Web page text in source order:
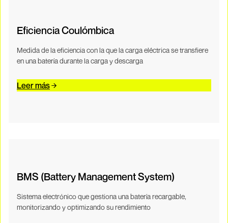
Eficiencia Coulómbica
Medida de la eficiencia con la que la carga eléctrica se transfiere
en una batería durante la carga y descarga
Leer más
BMS (Battery Management System)
Sistema electrónico que gestiona una batería recargable,
monitorizando y optimizando su rendimiento